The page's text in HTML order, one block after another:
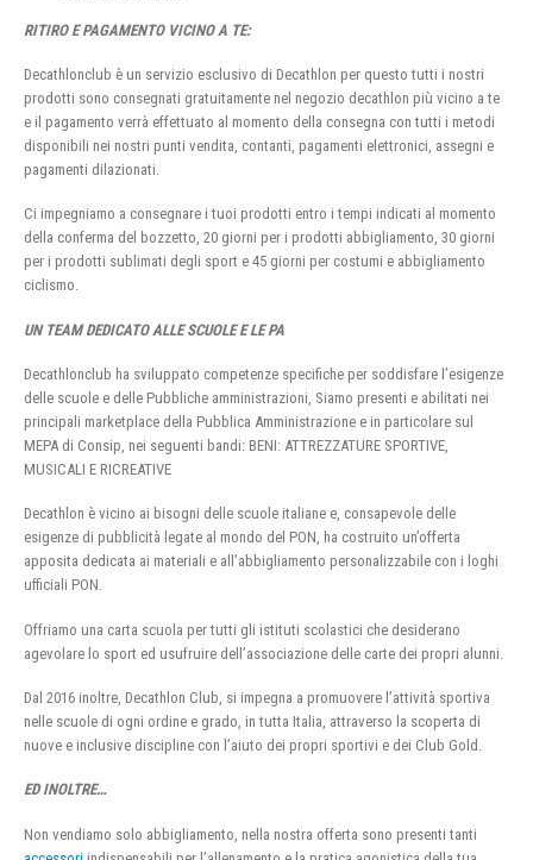
RITIRO E PAGAMENTO VICINO A TE:
Decathlonclub è un servizio esclusivo di Decathlon per questo tutti i nostri
prodotti sono consegnati gratuitamente nel negozio decathlon più vicino a te
e il pagamento verrà effettuato al momento della consegna con tutti i metodi
disponibili nei nostri punti vendita, contanti, pagamenti elettronici, assegni e
pagamenti dilazionati.
Ci impegniamo a consegnare i tuoi prodotti entro i tempi indicati al momento
della conferma del bozzetto, 20 giorni per i prodotti abbigliamento, 30 giorni
per i prodotti sublimati degli sport e 45 giorni per costumi e abbigliamento
ciclismo.
UN TEAM DEDICATO ALLE SCUOLE E LE PA
Decathlonclub ha sviluppato competenze specifiche per soddisfare l’esigenze
delle scuole e delle Pubbliche amministrazioni, Siamo presenti e abilitati nei
principali marketplace della Pubblica Amministrazione e in particolare sul
MEPA di Consip, nei seguenti bandi: BENI: ATTREZZATURE SPORTIVE,
MUSICALI E RICREATIVE
Decathlon è vicino ai bisogni delle scuole italiane e, consapevole delle
esigenze di pubblicità legate al mondo del PON, ha costruito un’offerta
apposita dedicata ai materiali e all’abbigliamento personalizzabile con i loghi
ufficiali PON.
Offriamo una carta scuola per tutti gli istituti scolastici che desiderano
agevolare lo sport ed usufruire dell’associazione delle carte dei propri alunni.
Dal 2016 inoltre, Decathlon Club, si impegna a promuovere l’attività sportiva
nelle scuole di ogni ordine e grado, in tutta Italia, attraverso la scoperta di
nuove e inclusive discipline con l’aiuto dei propri sportivi e dei Club Gold.
ED INOLTRE…
Non vendiamo solo abbigliamento, nella nostra offerta sono presenti tanti